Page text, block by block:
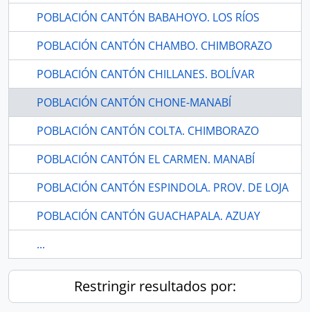
POBLACIÓN CANTÓN BABAHOYO. LOS RÍOS
POBLACIÓN CANTÓN CHAMBO. CHIMBORAZO
POBLACIÓN CANTÓN CHILLANES. BOLÍVAR
POBLACIÓN CANTÓN CHONE-MANABÍ
POBLACIÓN CANTÓN COLTA. CHIMBORAZO
POBLACIÓN CANTÓN EL CARMEN. MANABÍ
POBLACIÓN CANTÓN ESPINDOLA. PROV. DE LOJA
POBLACIÓN CANTÓN GUACHAPALA. AZUAY
...
Restringir resultados por: